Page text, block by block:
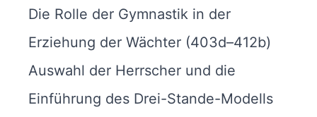
Die Rolle der Gymnastik in der
Erziehung der Wächter (403d–412b)
Auswahl der Herrscher und die
Einführung des Drei-Stande-Modells